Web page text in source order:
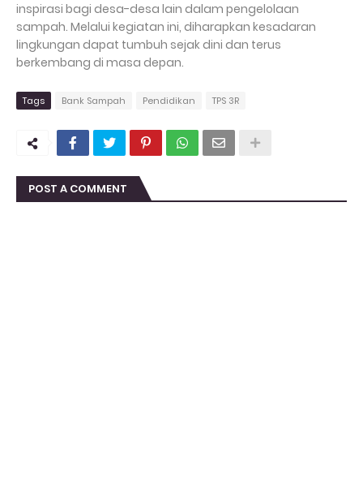
inspirasi bagi desa-desa lain dalam pengelolaan
sampah. Melalui kegiatan ini, diharapkan kesadaran
lingkungan dapat tumbuh sejak dini dan terus
berkembang di masa depan.
Tags Bank Sampah Pendidikan TPS 3R
POST A COMMENT